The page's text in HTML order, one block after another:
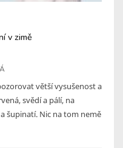
v zimě
větší vysušenost a
svědí a pálí, na
šupinatí. Nic na tom nemě